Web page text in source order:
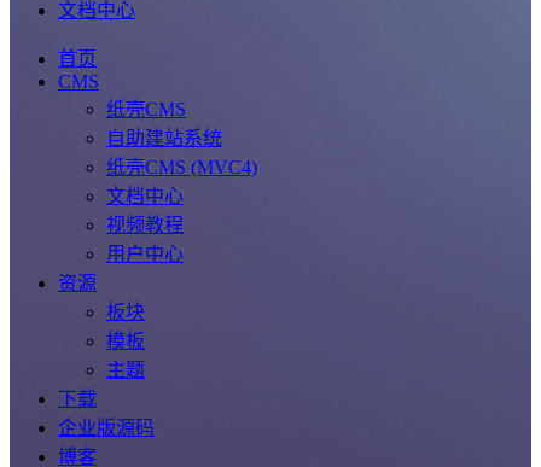
文档中心
首页
CMS
纸壳CMS
自助建站系统
纸壳CMS (MVC4)
文档中心
视频教程
用户中心
资源
板块
模板
主题
下载
企业版源码
博客